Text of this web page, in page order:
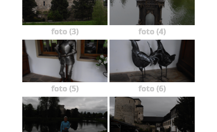
foto (3) foto (4)
foto (5) foto (6)